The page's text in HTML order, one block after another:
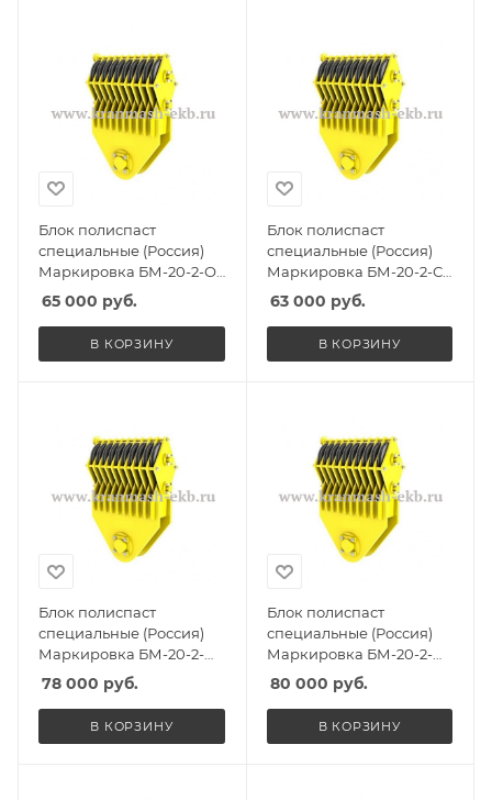
Блок полиспаст
специальные (Россия)
Маркировка БМ-20-2-О,
Масса 220кг, Количество
роликов 2, Г/п 15т
65 000 руб.
В КОРЗИНУ
Блок полиспаст
специальные (Россия)
Маркировка БМ-20-2-С,
Масса 215кг, Количество
роликов 2, Г/п 15т
63 000 руб.
В КОРЗИНУ
Блок полиспаст
специальные (Россия)
Маркировка БМ-20-2-
СГО, Масса 285кг,
Количество роликов 2, Г/
п 15т
78 000 руб.
В КОРЗИНУ
Блок полиспаст
специальные (Россия)
Маркировка БМ-20-2-
ССО, Масса 285кг,
Количество роликов 2, Г/
п 15т
80 000 руб.
В КОРЗИНУ